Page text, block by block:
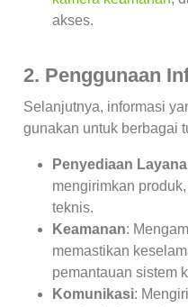
akses.
2. Penggunaan
Selanjutnya, informasi
gunakan untuk berbagai
Penyediaan
mengirimkan
teknis.
Keamanan:
memastikan
pemantauan sistem
Komunikasi: